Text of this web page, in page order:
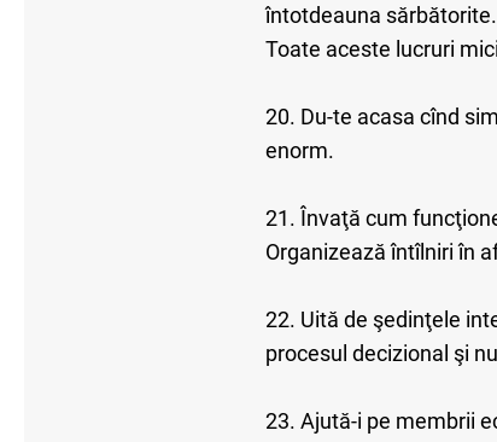
întotdeauna
Toate aceste lucruri
20. Du-te acasa cînd
enorm.
21. Învaţă cum
Organizează întîlniri în
22. Uită de şedinţele
procesul decizional şi
23. Ajută-i pe membrii